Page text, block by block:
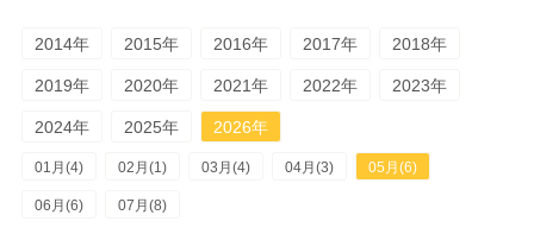
2014年 2015年 2016年 2017年 2018年
2019年 2020年 2021年 2022年 2023年
2024年 2025年 2026年
01月(4) 02月(1) 03月(4) 04月(3) 05月(6)
06月(6) 07月(8)